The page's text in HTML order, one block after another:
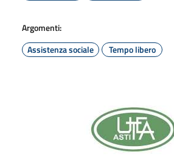
Argomenti:
Assistenza sociale
Tempo libero